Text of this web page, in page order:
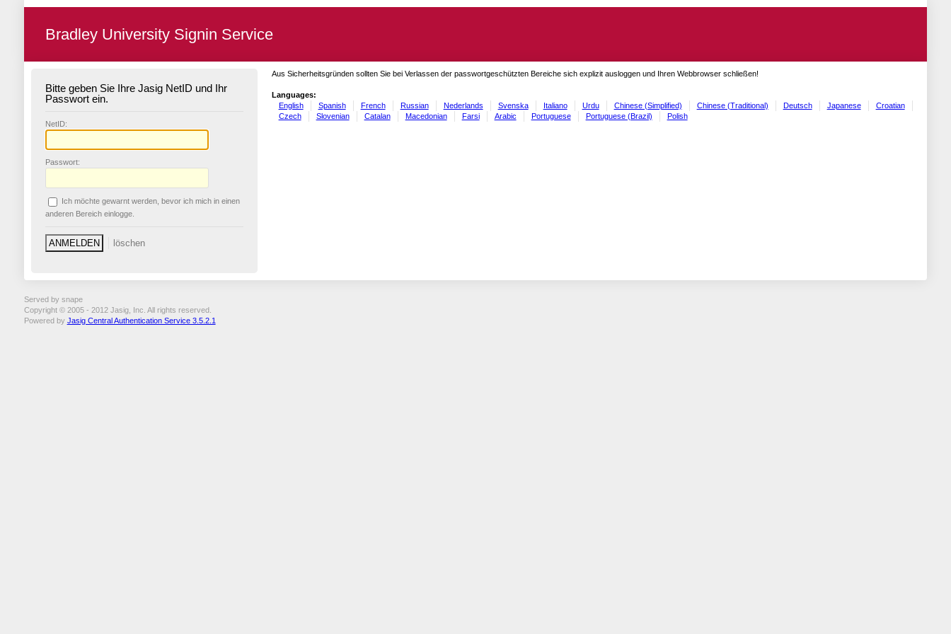
Bradley University Signin Service
Bitte geben Sie Ihre Jasig NetID und Ihr
Passwort ein.
NetID:
Passwort:
Ich möchte gewarnt werden, bevor ich mich in einen
anderen Bereich einlogge.
Aus Sicherheitsgründen sollten Sie bei Verlassen der passwortgeschützten Bereiche sich explizit ausloggen und Ihren Webbrowser schließen!
Languages:
English
Spanish French Russian Nederlands Svenska Italiano Urdu Chinese (Simplified) Chinese (Traditional) Deutsch Japanese
Croatian
Czech
Slovenian Catalan Macedonian Farsi Arabic Portuguese Portuguese (Brazil) Polish
Served by snape
Copyright © 2005 - 2012 Jasig, Inc. All rights reserved.
Powered by Jasig Central Authentication Service 3.5.2.1